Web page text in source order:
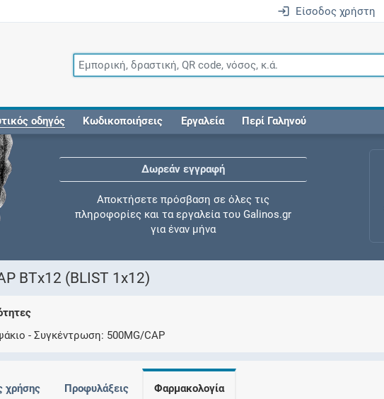
Είσοδος χρήστη
οδηγός Κωδικοποιήσεις Εργαλεία Περί Γαληνού
Δωρεάν εγγραφή
Αποκτήσετε πρόσβαση σε όλες τις
πληροφορίες και τα εργαλεία του Galinos.gr
για έναν μήνα
Ελέγξτε την αγωγή σας για αντενδείξεις και
ΒΤx12 (BLIST 1x12)
Συγκέντρωση 500MG/CAP
χρήσης Προφυλάξεις Φαρμακολογία